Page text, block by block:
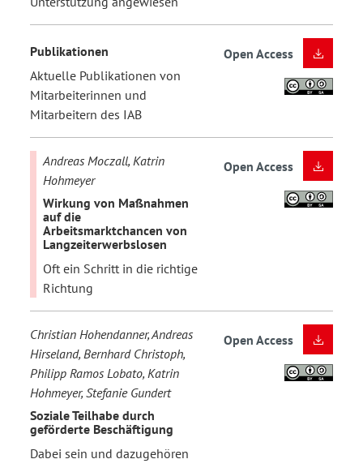
Publikationen
Aktuelle Publikationen von
Mitarbeiterinnen und
Mitarbeitern des IAB
Open Access
Andreas Moczall, Katrin
Hohmeyer
Wirkung von Maßnahmen
auf die
Arbeitsmarktchancen von
Langzeiterwerbslosen
Oft ein Schritt in die richtige
Richtung
Open Access
Christian Hohendanner, Andreas
Hirseland, Bernhard Christoph,
Philipp Ramos Lobato, Katrin
Hohmeyer, Stefanie Gundert
Soziale Teilhabe durch
geförderte Beschäftigung
Dabei sein und dazugehören
Open Access